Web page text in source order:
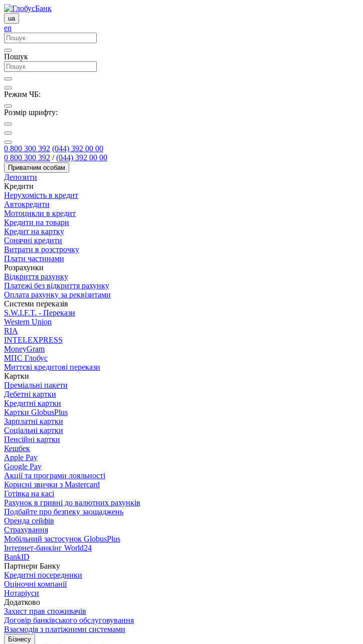
ua
en
Пошук
Режим ЧБ:
Розмір шрифту:
0 800 300 392 (044) 392 00 00
0 800 300 392 /(044) 392 00 00
Приватним особам
Депозити
Кредити
Нерухомість в кредит
Автокредити
Мотоцикли в кредит
Кредити на товари
Кредит на картку
Сонячні кредити
Витрати в розстрочку
Плати частинами
Розрахунки
Відкриття рахунку
Платежі без відкриття рахунку
Оплата рахунку за реквізитами
Системи переказів
S.W.I.F.T. - Перекази
Western Union
RIA
INTELEXPRESS
MoneyGram
МПС Глобус
Миттєві кредитові перекази
Картки
Преміальні пакети
Дебетні картки
Кредитні картки
Картки GlobusPlus
Зарплатні картки
Соціальні картки
Пенсійні картки
Кешбек
Apple Pay
Google Pay
Акції та програми лояльності
Корисні звички з Mastercard
Готівка на касі
Рахунок в гривні до валютних рахунків
Подбайте про безпеку заощаджень
Оренда сейфів
Страхування
Мобільний застосунок GlobusPlus
Інтернет-банкінг World24
BankID
Партнери Банку
Кредитні посередники
Оціночні компанії
Нотаріуси
Додатково
Захист прав споживачів
Договір банківського обслуговування
Взаємодія з платіжними системами
Бізнесу